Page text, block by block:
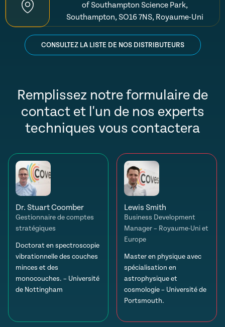
of Southampton Science Park,
Southampton, SO16 7NS, Royaume-Uni
CONSULTEZ LA LISTE DE NOS DISTRIBUTEURS
Remplissez notre formulaire de
contact et l'un de nos experts
techniques vous contactera
Dr. Stuart Coomber
Gestionnaire de comptes
stratégiques
Doctorat en spectroscopie
vibrationnelle des couches
minces et des
monocouches. – Université
de Nottingham
Lewis Smith
Business Development
Manager – Royaume-Uni et
Europe
Master en physique avec
spécialisation en
astrophysique et
cosmologie – Université de
Portsmouth.